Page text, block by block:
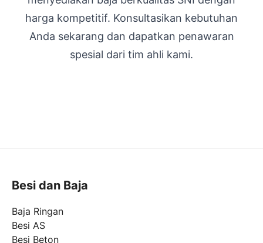
harga kompetitif. Konsultasikan kebutuhan
Anda sekarang dan dapatkan penawaran
spesial dari tim ahli kami.
Besi dan Baja
Baja Ringan
Besi AS
Besi Beton